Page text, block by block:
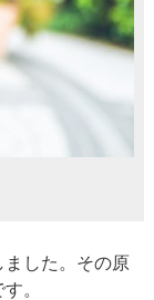
ました。その原
。